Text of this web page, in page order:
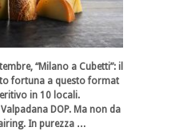
“Milano a Cubetti”: il
fortuna a questo format
in 10 locali.
DOP. Ma non da
In purezza …